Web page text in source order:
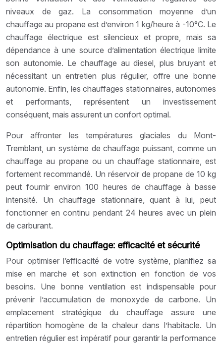
niveaux de gaz. La consommation moyenne d’un
chauffage au propane est d’environ 1 kg/heure à -10°C. Le
chauffage électrique est silencieux et propre, mais sa
dépendance à une source d’alimentation électrique limite
son autonomie. Le chauffage au diesel, plus bruyant et
nécessitant un entretien plus régulier, offre une bonne
autonomie. Enfin, les chauffages stationnaires, autonomes
et performants, représentent un investissement
conséquent, mais assurent un confort optimal.
Pour affronter les températures glaciales du Mont-
Tremblant, un système de chauffage puissant, comme un
chauffage au propane ou un chauffage stationnaire, est
fortement recommandé. Un réservoir de propane de 10 kg
peut fournir environ 100 heures de chauffage à basse
intensité. Un chauffage stationnaire, quant à lui, peut
fonctionner en continu pendant 24 heures avec un plein
de carburant.
Optimisation du chauffage: efficacité et sécurité
Pour optimiser l’efficacité de votre système, planifiez sa
mise en marche et son extinction en fonction de vos
besoins. Une bonne ventilation est indispensable pour
prévenir l’accumulation de monoxyde de carbone. Un
emplacement stratégique du chauffage assure une
répartition homogène de la chaleur dans l’habitacle. Un
entretien régulier est impératif pour garantir la performance